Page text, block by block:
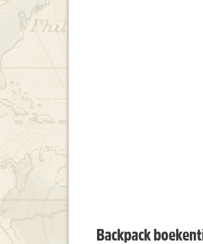
Backpack